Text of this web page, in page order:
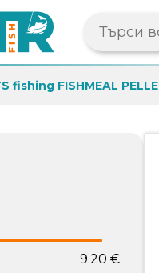
fishing FISHMEAL
9.20 €